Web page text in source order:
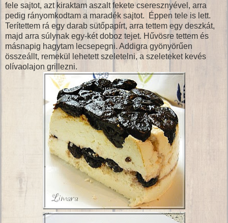
fele sajtot, azt kiraktam aszalt fekete cseresznyével, arra
pedig rányomkodtam a maradék sajtot. Éppen tele is lett.
Terítettem rá egy darab sütőpapírt, arra tettem egy deszkát,
majd arra súlynak egy-két doboz tejet. Hűvösre tettem és
másnapig hagytam lecsepegni. Addigra gyönyörűen
összeállt, remekül lehetett szeletelni, a szeleteket kevés
olívaolajon grillezni.